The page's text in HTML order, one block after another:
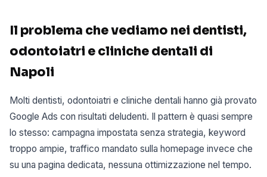
Il problema che vediamo nei dentisti,
odontoiatri e cliniche dentali di
Napoli
Molti dentisti, odontoiatri e cliniche dentali hanno già provato
Google Ads con risultati deludenti. Il pattern è quasi sempre
lo stesso: campagna impostata senza strategia, keyword
troppo ampie, traffico mandato sulla homepage invece che
su una pagina dedicata, nessuna ottimizzazione nel tempo.